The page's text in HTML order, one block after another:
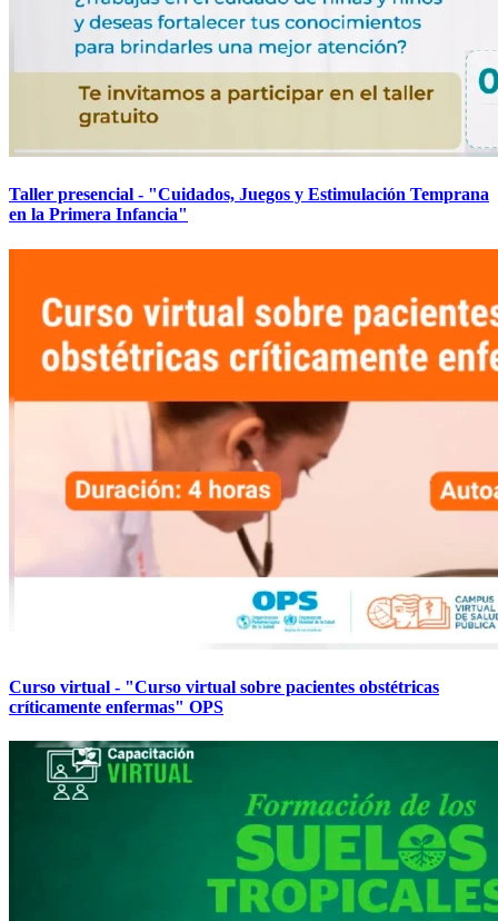
Taller presencial - "Cuidados, Juegos y Estimulación Temprana
en la Primera Infancia"
Curso virtual - "Curso virtual sobre pacientes obstétricas
críticamente enfermas" OPS